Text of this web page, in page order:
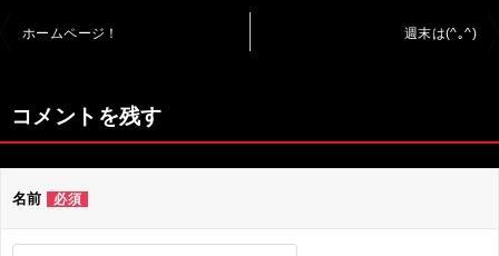
ビ
ゲ
ー
シ
ホームページ！ 週末は(^｡^)
コメントを残す
名前 必須